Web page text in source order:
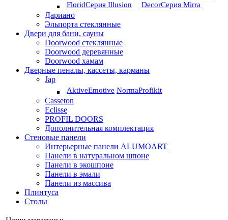
FloridСерия Illusion
DeсorСерия Mirra
Дариано
Эльпорта стеклянные
Двери для бани, сауны
Doorwood стеклянные
Doorwood деревянные
Doorwood хамам
Дверные пеналы, кассеты, карманы
Jap
AktiveEmotive NormaProfikit
Casseton
Eclisse
PROFIL DOORS
Дополнительная комплектация
Стеновые панели
Интерьерные панели ALUMOART
Панели в натуральном шпоне
Панели в экошпоне
Панели в эмали
Панели из массива
Плинтуса
Столы